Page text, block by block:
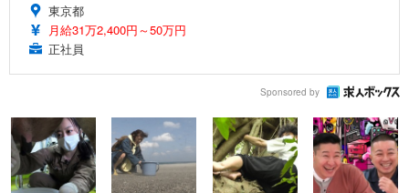
東京都
月給31万2,400円～50万円
正社員
Sponsored by